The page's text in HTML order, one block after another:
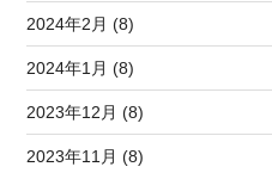
2024年2月 (8)
2024年1月 (8)
2023年12月 (8)
2023年11月 (8)